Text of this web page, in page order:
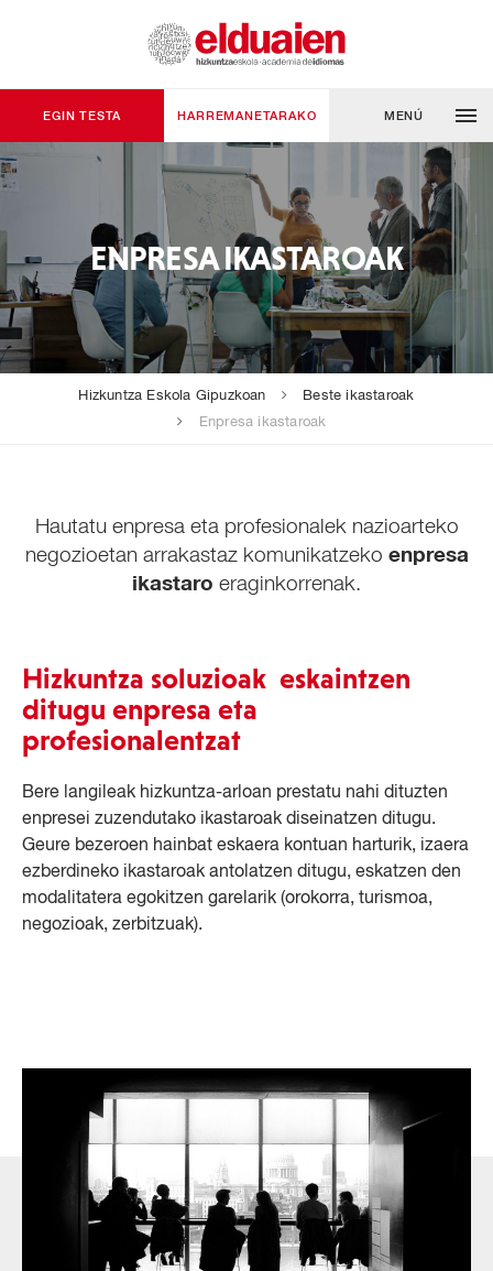
EGIN TESTA HARREMANETARAKO MENÚ
ENPRESA IKASTAROAK
Hizkuntza Eskola Gipuzkoan
Beste ikastaroak
Enpresa ikastaroak
Hautatu enpresa eta profesionalek nazioarteko
negozioetan arrakastaz komunikatzeko enpresa
ikastaro eraginkorrenak.
Hizkuntza soluzioak eskaintzen
ditugu enpresa eta
profesionalentzat
Bere langileak hizkuntza-arloan prestatu nahi dituzten
enpresei zuzendutako ikastaroak diseinatzen ditugu.
Geure bezeroen hainbat eskaera kontuan harturik, izaera
ezberdineko ikastaroak antolatzen ditugu, eskatzen den
modalitatera egokitzen garelarik (orokorra, turismoa,
negozioak, zerbitzuak).